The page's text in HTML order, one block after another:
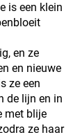
is een klein
en ze
en nieuwe
ze een
de lijn en in
met blije
ze haar